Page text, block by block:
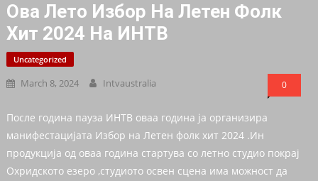
Ова Лето Избор На Летен Фолк
Хит 2024 На ИНТВ
Uncategorized
March 8, 2024 Intvaustralia 0
После година пауза ИНТВ оваа година ја организира
манифестацијата Избор на Летен фолк хит 2024 .Ин
продукција од оваа година стартува со летно студио покрај
Охридското езеро ,студиото освен сцена има можност да